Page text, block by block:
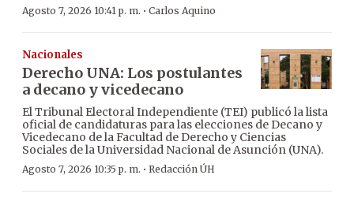
Agosto 7, 2026 10:41 p. m. · Carlos Aquino
Nacionales
Derecho UNA: Los postulantes
a decano y vicedecano
El Tribunal Electoral Independiente (TEI) publicó la lista
oficial de candidaturas para las elecciones de Decano y
Vicedecano de la Facultad de Derecho y Ciencias
Sociales de la Universidad Nacional de Asunción (UNA).
Agosto 7, 2026 10:35 p. m. · Redacción ÚH